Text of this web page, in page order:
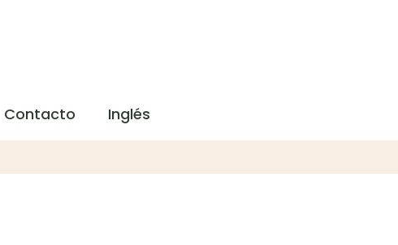
Contacto Inglés